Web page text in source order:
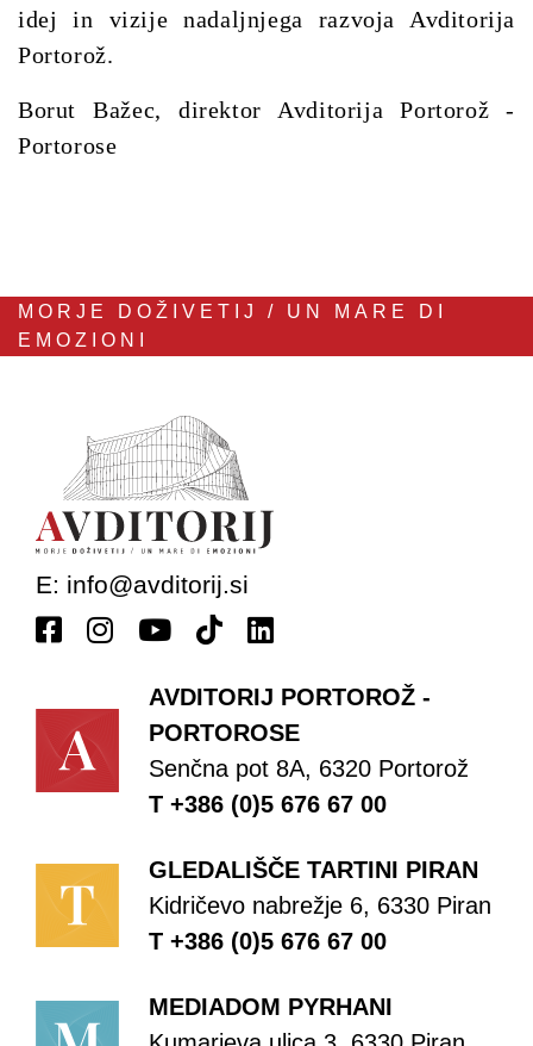
idej in vizije nadaljnjega razvoja Avditorija
Portorož.
Borut Bažec, direktor Avditorija Portorož -
Portorose
MORJE DOŽIVETIJ / UN MARE DI
EMOZIONI
E: info@avditorij.si
AVDITORIJ PORTOROŽ -
PORTOROSE
Senčna pot 8A, 6320 Portorož
T +386 (0)5 676 67 00
GLEDALIŠČE TARTINI PIRAN
Kidričevo nabrežje 6, 6330 Piran
T +386 (0)5 676 67 00
MEDIADOM PYRHANI